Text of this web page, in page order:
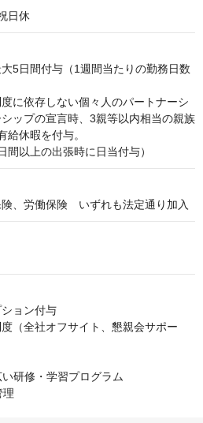
日休
5日間付与（1週間当たりの勤務日数
に依存しない個々人のパートナーシ
ップの宣言時、3親等以内相当の親族
給休暇を付与。
間以上の出張時に日当付与）
、労働保険　いずれも法定通り加入
ョン付与
（全社オフサイト、懇親会サポー
研修・学習プログラム
理